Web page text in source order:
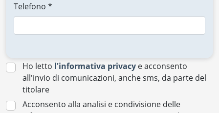
Telefono *
Ho letto l'informativa privacy e acconsento
all'invio di comunicazioni, anche sms, da parte del
titolare
Acconsento alla analisi e condivisione delle